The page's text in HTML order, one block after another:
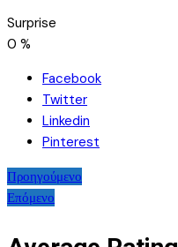
Surprise
0 %
Facebook
Twitter
Linkedin
Pinterest
Πλοήγηση
άρθρων
Προηγούμενο
Επόμενο